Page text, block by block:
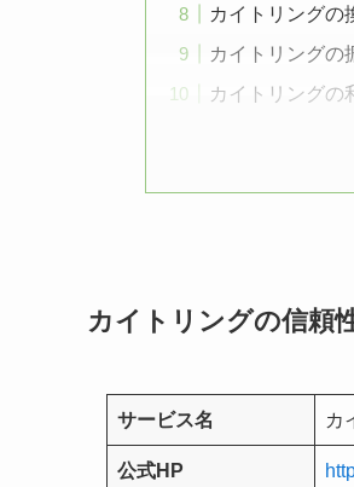
カイトリングの
カイトリングの
カイトリングの
カイトリングの信頼
サービス名 カ
公式HP